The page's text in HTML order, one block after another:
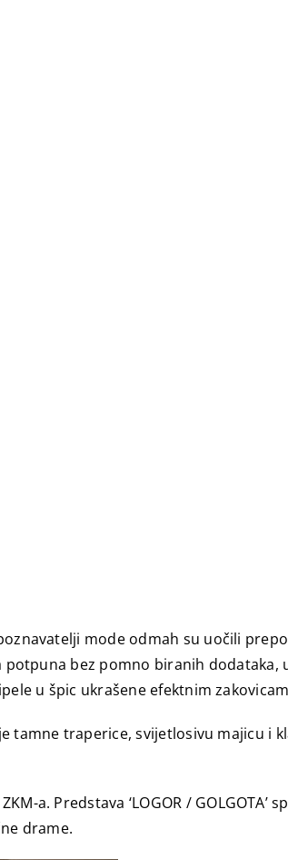
mode odmah su uočili
bez pomno biranih dodataka,
u špic ukrašene efektnim
tamne traperice, svijetlosivu majicu i
a. Predstava ‘LOGOR / GOLGOTA’
drame.